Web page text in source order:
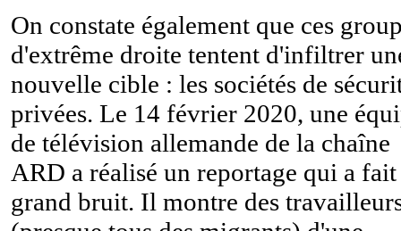
On constate également que ces
d'extrême droite tentent d'infiltrer
nouvelle cible : les sociétés de
privées. Le 14 février 2020, une
de télévision allemande de la chaîne
ARD a réalisé un reportage qui a fait
grand bruit. Il montre des